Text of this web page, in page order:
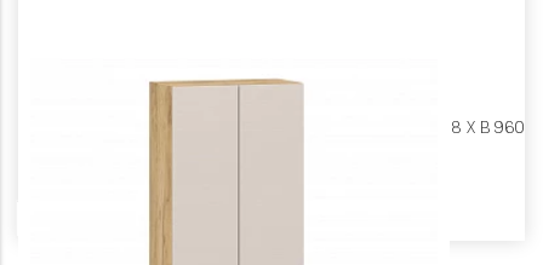
Ш 800 X Г 318 X В 960